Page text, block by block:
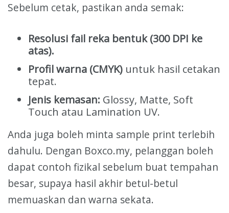
Sebelum cetak, pastikan anda semak:
Resolusi fail reka bentuk (300 DPI ke
atas).
Profil warna (CMYK) untuk hasil cetakan
tepat.
Jenis kemasan: Glossy, Matte, Soft
Touch atau Lamination UV.
Anda juga boleh minta sample print terlebih
dahulu. Dengan Boxco.my, pelanggan boleh
dapat contoh fizikal sebelum buat tempahan
besar, supaya hasil akhir betul-betul
memuaskan dan warna sekata.